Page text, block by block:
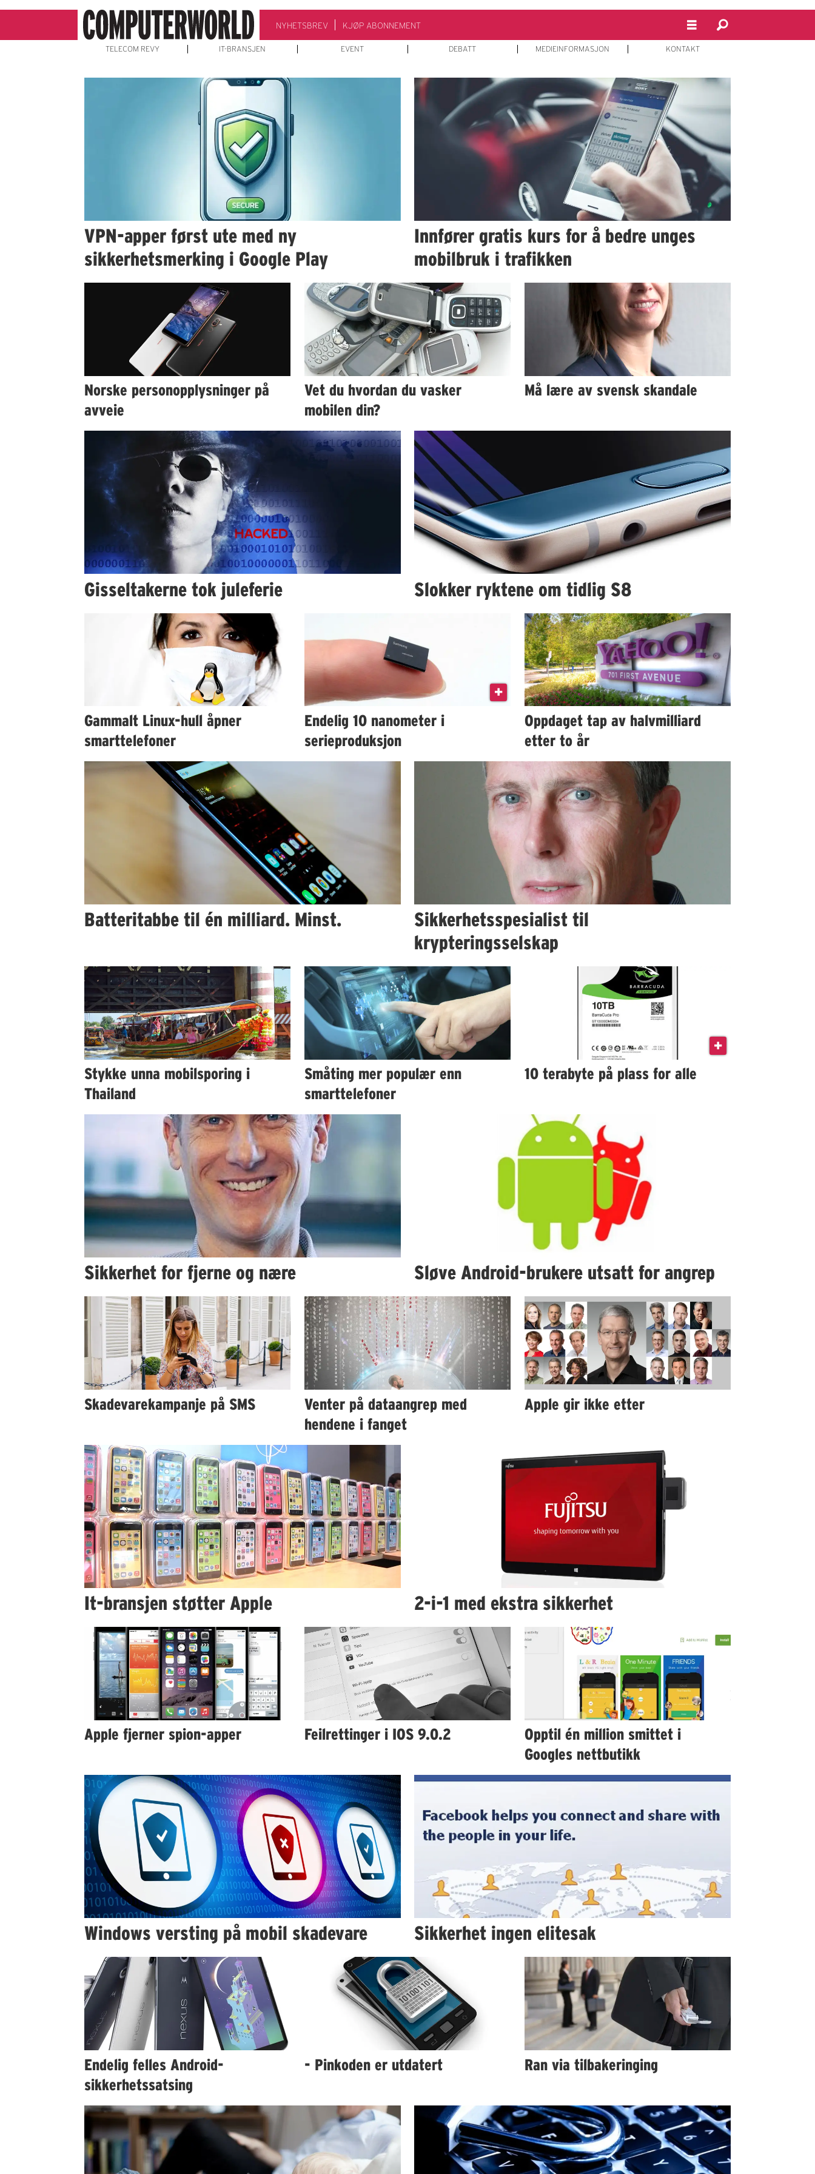
NYHETSBREV KJØP ABONNEMENT
TELECOM REVY IT-BRANSJEN EVENT DEBATT MEDIEINFORMASJON KONTAKT
VPN-apper først ute med ny
sikkerhetsmerking i Google Play
Innfører gratis kurs for å bedre unges
mobilbruk i trafikken
Norske personopplysninger på
avveie
Vet du hvordan du vasker
mobilen din?
Må lære av svensk skandale
Gisseltakerne tok juleferie Slokker ryktene om tidlig S8
Gammalt Linux-hull åpner
smarttelefoner
Endelig 10 nanometer i
serieproduksjon
Oppdaget tap av halvmilliard
etter to år
Batteritabbe til én milliard. Minst.
Sikkerhetsspesialist til
krypteringsselskap
Stykke unna mobilsporing i
Thailand
Småting mer populær enn
smarttelefoner
10 terabyte på plass for alle
Sikkerhet for fjerne og nære Sløve Android-brukere utsatt for angrep
Skadevarekampanje på SMS
Venter på dataangrep med
hendene i fanget
Apple gir ikke etter
It-bransjen støtter Apple 2-i-1 med ekstra sikkerhet
Apple fjerner spion-apper Feilrettinger i IOS 9.0.2
Opptil én million smittet i
Googles nettbutikk
Windows versting på mobil skadevare Sikkerhet ingen elitesak
Endelig felles Android-
sikkerhetssatsing
- Pinkoden er utdatert Ran via tilbakeringing